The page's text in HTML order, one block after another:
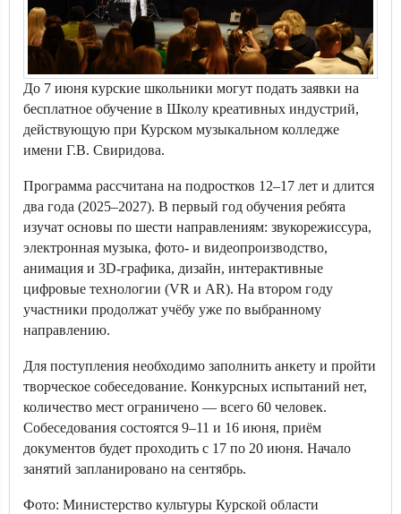
До 7 июня курские школьники могут подать заявки на
бесплатное обучение в Школу креативных индустрий,
действующую при Курском музыкальном колледже
имени Г.В. Свиридова.
Программа рассчитана на подростков 12–17 лет и длится
два года (2025–2027). В первый год обучения ребята
изучат основы по шести направлениям: звукорежиссура,
электронная музыка, фото- и видеопроизводство,
анимация и 3D-графика, дизайн, интерактивные
цифровые технологии (VR и AR). На втором году
участники продолжат учёбу уже по выбранному
направлению.
Для поступления необходимо заполнить анкету и пройти
творческое собеседование. Конкурсных испытаний нет,
количество мест ограничено — всего 60 человек.
Собеседования состоятся 9–11 и 16 июня, приём
документов будет проходить с 17 по 20 июня. Начало
занятий запланировано на сентябрь.
Фото: Министерство культуры Курской области